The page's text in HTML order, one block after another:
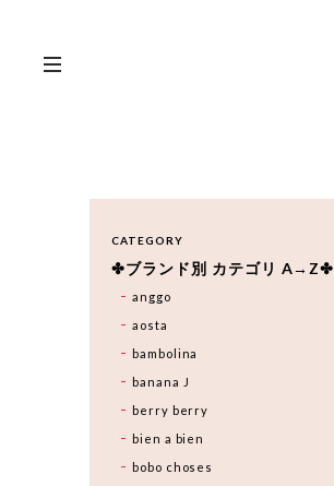
CATEGORY
✤ブランド別 カテゴリ A→Z✤
anggo
aosta
bambolina
banana J
berry berry
bien a bien
bobo choses